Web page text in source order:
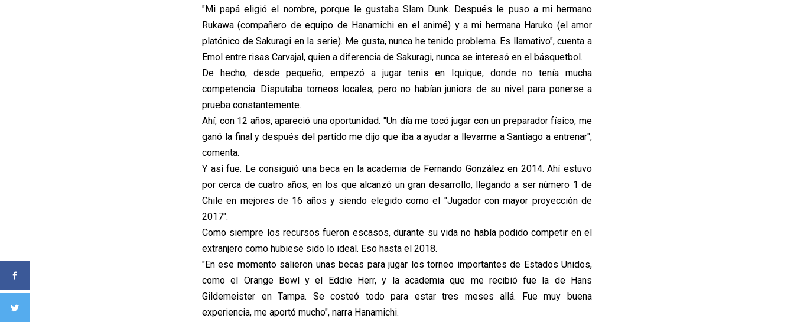
"Mi papá eligió el nombre, porque le gustaba Slam Dunk. Después le puso a mi hermano
Rukawa (compañero de equipo de Hanamichi en el animé) y a mi hermana Haruko (el amor
platónico de Sakuragi en la serie). Me gusta, nunca he tenido problema. Es llamativo", cuenta a
Emol entre risas Carvajal, quien a diferencia de Sakuragi, nunca se interesó en el básquetbol.
De hecho, desde pequeño, empezó a jugar tenis en Iquique, donde no tenía mucha
competencia. Disputaba torneos locales, pero no habían juniors de su nivel para ponerse a
prueba constantemente.
Ahí, con 12 años, apareció una oportunidad. "Un día me tocó jugar con un preparador físico, me
ganó la final y después del partido me dijo que iba a ayudar a llevarme a Santiago a entrenar",
comenta.
Y así fue. Le consiguió una beca en la academia de Fernando González en 2014. Ahí estuvo
por cerca de cuatro años, en los que alcanzó un gran desarrollo, llegando a ser número 1 de
Chile en mejores de 16 años y siendo elegido como el "Jugador con mayor proyección de
2017".
Como siempre los recursos fueron escasos, durante su vida no había podido competir en el
extranjero como hubiese sido lo ideal. Eso hasta el 2018.
"En ese momento salieron unas becas para jugar los torneo importantes de Estados Unidos,
como el Orange Bowl y el Eddie Herr, y la academia que me recibió fue la de Hans
Gildemeister en Tampa. Se costeó todo para estar tres meses allá. Fue muy buena
experiencia, me aportó mucho", narra Hanamichi.